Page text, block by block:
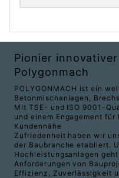
Pionier
Polygonmach
POLYGONMACH ist ein
Betonmischanlagen,
Mit TSE- und ISO 9001-
und einem Engagement
Kundennähe
Zufriedenheit haben wir
der Baubranche etabliert.
Hochleistungsanlagen
Anforderungen von
Effizienz, Zuverlässigkeit